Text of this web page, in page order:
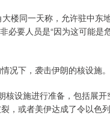
楼同一天称，允许驻中东
必要人员是“因为这可能是
下，袭击伊朗的核设施。
设施进行准备，包括展开
，或者美伊达成了令以色